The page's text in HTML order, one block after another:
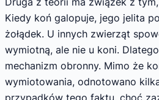
Kiedy koń galopuje, jego jelita
żołądek. U innych zwierząt
wymiotną, ale nie u koni.
mechanizm obronny. Mimo że
wymiotowania, odnotowano